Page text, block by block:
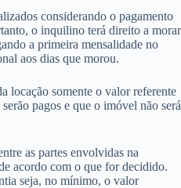
considerando o pagamento
o inquilino terá direito a morar
a primeira mensalidade no
aos dias que morou.
locação somente o valor referente
pagos e que o imóvel não será
as partes envolvidas na
acordo com o que for decidido.
seja, no mínimo, o valor